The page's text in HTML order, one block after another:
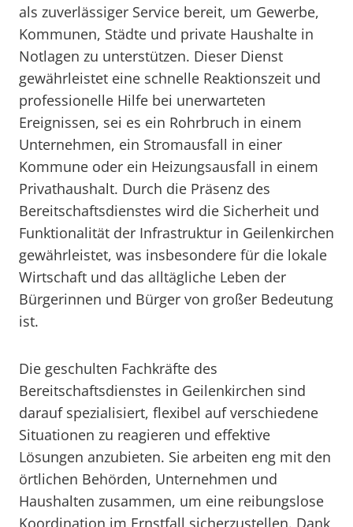
als zuverlässiger Service bereit, um Gewerbe,
Kommunen, Städte und private Haushalte in
Notlagen zu unterstützen. Dieser Dienst
gewährleistet eine schnelle Reaktionszeit und
professionelle Hilfe bei unerwarteten
Ereignissen, sei es ein Rohrbruch in einem
Unternehmen, ein Stromausfall in einer
Kommune oder ein Heizungsausfall in einem
Privathaushalt. Durch die Präsenz des
Bereitschaftsdienstes wird die Sicherheit und
Funktionalität der Infrastruktur in Geilenkirchen
gewährleistet, was insbesondere für die lokale
Wirtschaft und das alltägliche Leben der
Bürgerinnen und Bürger von großer Bedeutung
ist.
Die geschulten Fachkräfte des
Bereitschaftsdienstes in Geilenkirchen sind
darauf spezialisiert, flexibel auf verschiedene
Situationen zu reagieren und effektive
Lösungen anzubieten. Sie arbeiten eng mit den
örtlichen Behörden, Unternehmen und
Haushalten zusammen, um eine reibungslose
Koordination im Ernstfall sicherzustellen. Dank